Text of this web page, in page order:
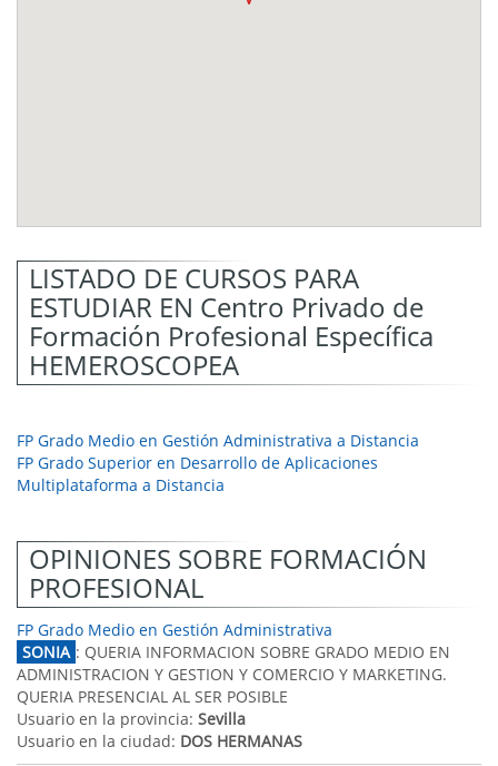
LISTADO DE CURSOS PARA
ESTUDIAR EN Centro Privado de
Formación Profesional Específica
HEMEROSCOPEA
FP Grado Medio en Gestión Administrativa a Distancia
FP Grado Superior en Desarrollo de Aplicaciones
Multiplataforma a Distancia
OPINIONES SOBRE FORMACIÓN
PROFESIONAL
FP Grado Medio en Gestión Administrativa
SONIA : QUERIA INFORMACION SOBRE GRADO MEDIO EN
ADMINISTRACION Y GESTION Y COMERCIO Y MARKETING.
QUERIA PRESENCIAL AL SER POSIBLE
Usuario en la provincia: Sevilla
Usuario en la ciudad: DOS HERMANAS